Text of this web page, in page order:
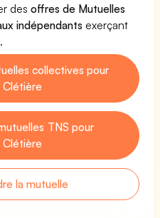
desoffres de Mutuelles
indépendants exerçant
collectives pour
TNS pour
la mutuelle